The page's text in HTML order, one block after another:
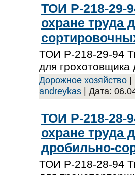
ТОИ Р-218-29-
охране труда
ТОИ Р-218-29-94
для грохотовщика
Дорожное хозяйство |
andreykas | Дата:
ТОИ Р-218-28-
охране труда
дробильно-
ТОИ Р-218-28-94